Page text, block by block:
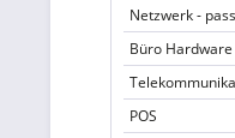
Netzwerk -
Büro Hardware
POS